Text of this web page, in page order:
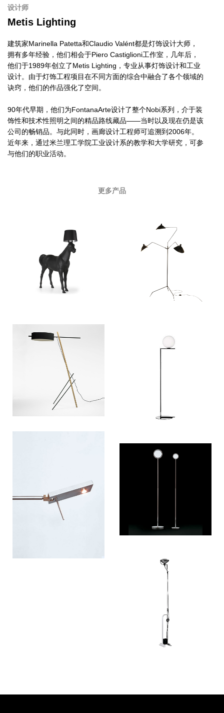
设计师
Metis Lighting
建筑家Marinella Patetta和Claudio Valént都是灯饰设计大师，
拥有多年经验，他们相会于Piero Castiglioni工作室，几年后，
他们于1989年创立了Metis Lighting，专业从事灯饰设计和工业
设计。由于灯饰工程项目在不同方面的综合中融合了各个领域的
诀窍，他们的作品强化了空间。
90年代早期，他们为FontanaArte设计了整个Nobi系列，介于装
饰性和技术性照明之间的精品路线藏品——当时以及现在仍是该
公司的畅销品。与此同时，画廊设计工程师可追溯到2006年。
近年来，通过米兰理工学院工业设计系的教学和大学研究，可参
与他们的职业活动。
更多产品